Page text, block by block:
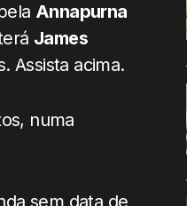
Annapurna
James
Assista acima.
numa
sem data de